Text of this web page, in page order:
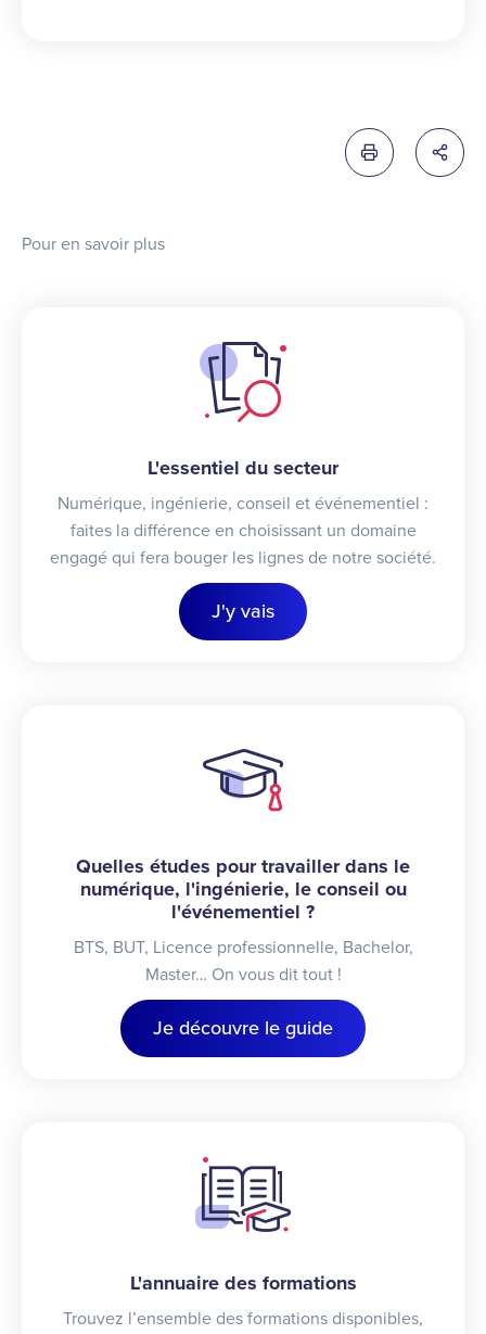
Imprimer cette
Pour en savoir plus
L'essentiel du secteur
Numérique, ingénierie, conseil et événementiel :
faites la différence en choisissant un domaine
engagé qui fera bouger les lignes de notre société.
J'y vais
Quelles études pour travailler dans le
numérique, l'ingénierie, le conseil ou
l'événementiel ?
BTS, BUT, Licence professionnelle, Bachelor,
Master… On vous dit tout !
Je découvre le guide
L'annuaire des formations
Trouvez l’ensemble des formations disponibles,